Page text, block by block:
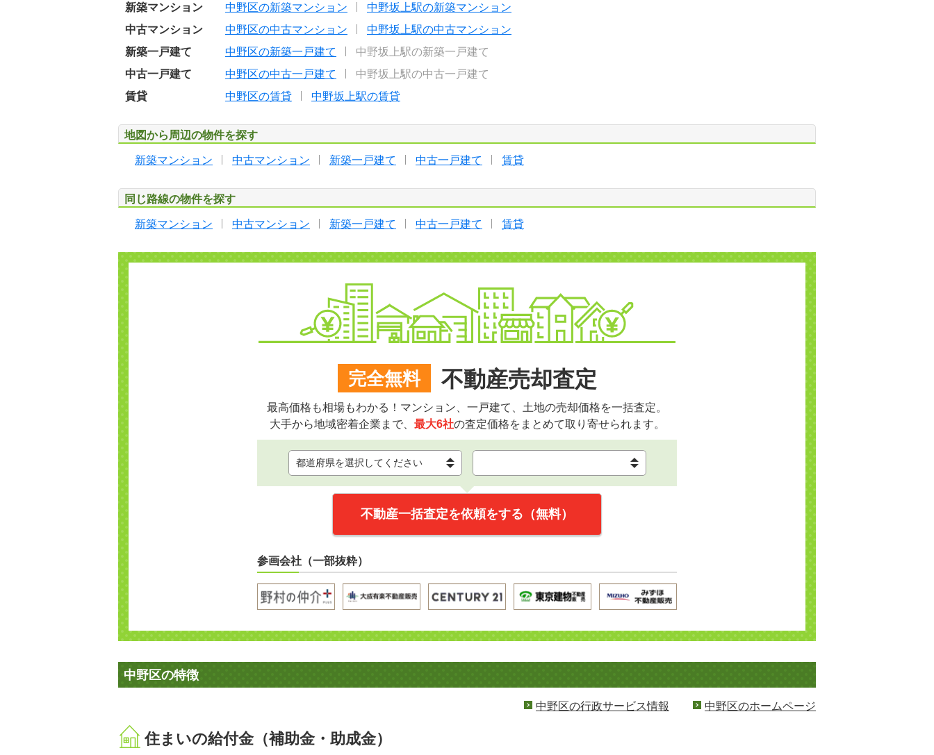
新築マンション 中野区の新築マンション
中野坂上駅の新築マンション
中古マンション
中野区の中古マンション
中野坂上駅の中古マンション
新築一戸建て
中野区の新築一戸建て
中野坂上駅の新築一戸建て
中古一戸建て
中野区の中古一戸建て
中野坂上駅の中古一戸建て
賃貸
中野区の賃貸 中野坂上駅の賃貸
地図から周辺の物件を探す
新築マンション 中古マンション 新築一戸建て 中古一戸建て 賃貸
同じ路線の物件を探す
新築マンション 中古マンション 新築一戸建て 中古一戸建て 賃貸
完全無料 不動産売却査定
最高価格も相場もわかる！マンション、一戸建て、土地の売却価格を一括査定。
大手から地域密着企業まで、 最大6社の査定価格をまとめて取り寄せられます。
不動産一括査定を依頼をする（無料）
参画会社（一部抜粋）
中野区の特徴
中野区の行政サービス情報 中野区のホームページ
住まいの給付金（補助金・助成金）